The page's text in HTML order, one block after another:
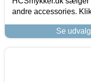
andre accessories.
Se